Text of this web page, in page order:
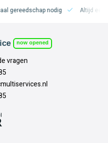
nodig Altijd een
now opened
vragen